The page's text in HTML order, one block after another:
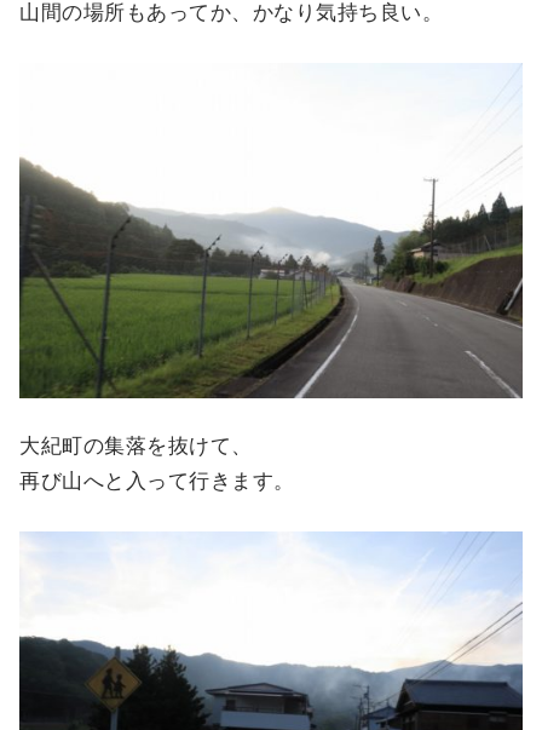
山間の場所もあってか、かなり気持ち良い。
大紀町の集落を抜けて、
再び山へと入って行きます。